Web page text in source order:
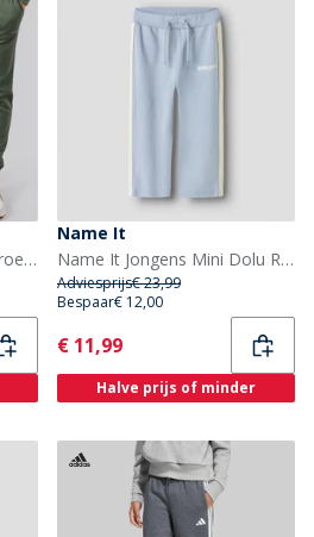
Crosshatch Herentrainerbroek Traymax Set van 2 Khaki/Stone
Name It
Name It Jongens Mini Dolu Rechte Pijp Joggers Blue Fog
Adviesprijs€ 23,99
Bespaar€ 12,00
Current
€ 11,99
Halve prijs of minder